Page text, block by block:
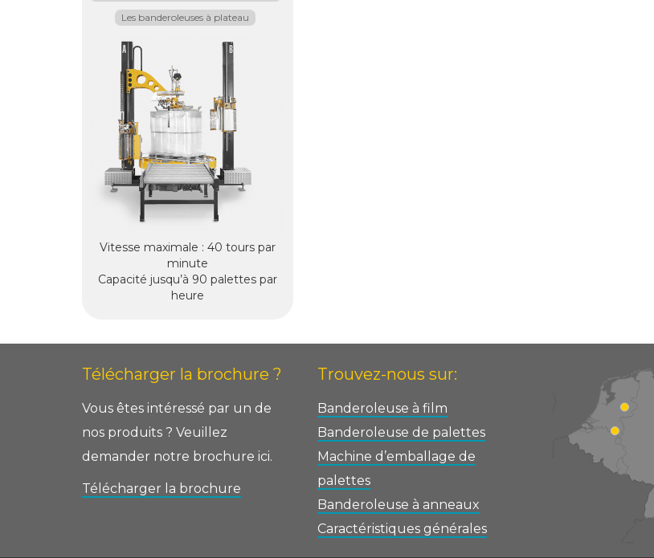
Les banderoleuses à plateau
Vitesse maximale : 40 tours par
minute
Capacité jusqu’à 90 palettes par
heure
Télécharger la brochure ?
Vous êtes intéressé par un de
nos produits ? Veuillez
demander notre brochure ici.
Télécharger la brochure
Trouvez-nous sur:
Banderoleuse à film
Banderoleuse de palettes
Machine d’emballage de
palettes
Banderoleuse à anneaux
Caractéristiques générales